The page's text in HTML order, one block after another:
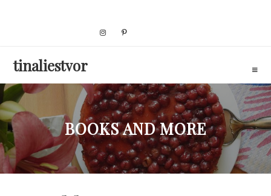
tinaliestvor
BOOKS AND MORE